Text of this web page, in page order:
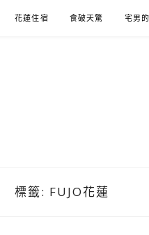
花蓮住宿 食破天驚 宅男
標籤: FUJO花蓮